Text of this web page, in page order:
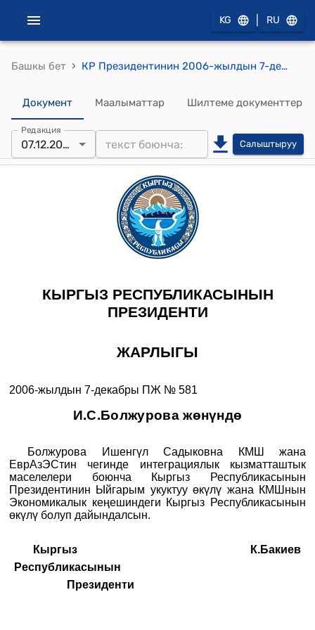
KG RU
Башкы бет › КР Президентинин 2006-жылдын 7-декабрындагы ПЖ № 581 "И.С.Болжурова жөнүндө" Жарлыгы
Документ Маалыматтар Шилтеме документтер
Редакция
07.12.2006 Салыштыруу